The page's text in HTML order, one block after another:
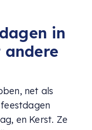
in
net als
en Kerst. Ze